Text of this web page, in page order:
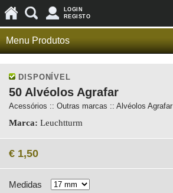
LOGIN
REGISTO
Menu Produtos
DISPONÍVEL
50 Alvéolos Agrafar
Acessórios :: Outras marcas :: Alvéolos Agrafar
Marca: Leuchtturm
€ 1,50
Medidas